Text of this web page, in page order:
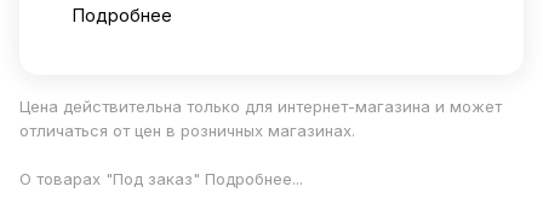
Подробнее
Цена действительна только для интернет-магазина и может
отличаться от цен в розничных магазинах.
О товарах "Под заказ" Подробнее...